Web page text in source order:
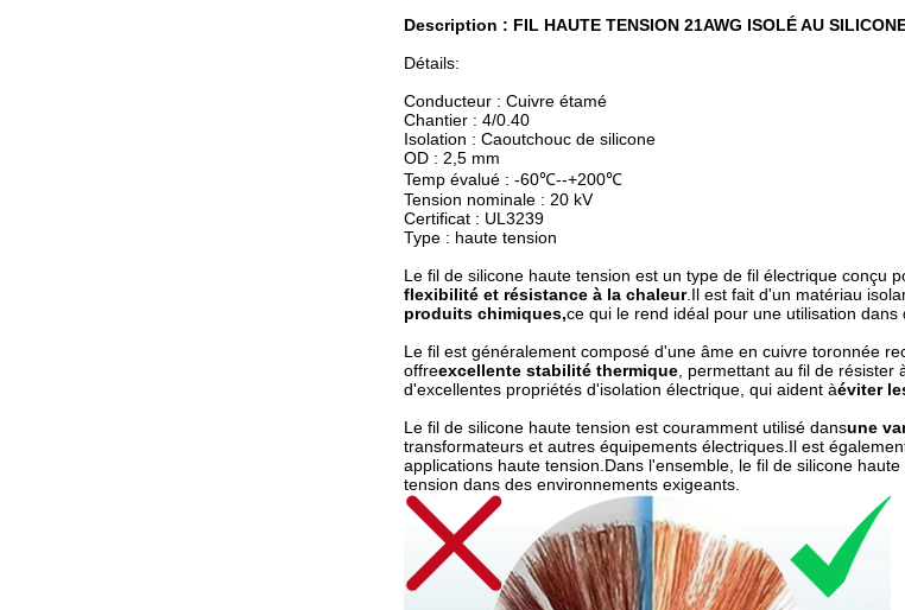
Description : FIL HAUTE TENSION 21AWG ISOLÉ AU
Détails:
Conducteur : Cuivre étamé
Chantier : 4/0.40
Isolation : Caoutchouc de silicone
OD : 2,5 mm
Temp évalué : -60℃--+200℃
Tension nominale : 20 kV
Certificat : UL3239
Type : haute tension
Le fil de silicone haute tension est un type de fil électrique conçu
flexibilité et résistance à la chaleur.Il est fait d'un matériau
produits chimiques,ce qui le rend idéal pour une utilisation
Le fil est généralement composé d'une âme en cuivre toronnée
offreexcellente stabilité thermique , permettant au fil de
d'excellentes propriétés d'isolation électrique, qui aident àéviter
Le fil de silicone haute tension est couramment utilisé dansune
transformateurs et autres équipements électriques.Il est
applications haute tension.Dans l'ensemble, le fil de silicone haute
tension dans des environnements exigeants.